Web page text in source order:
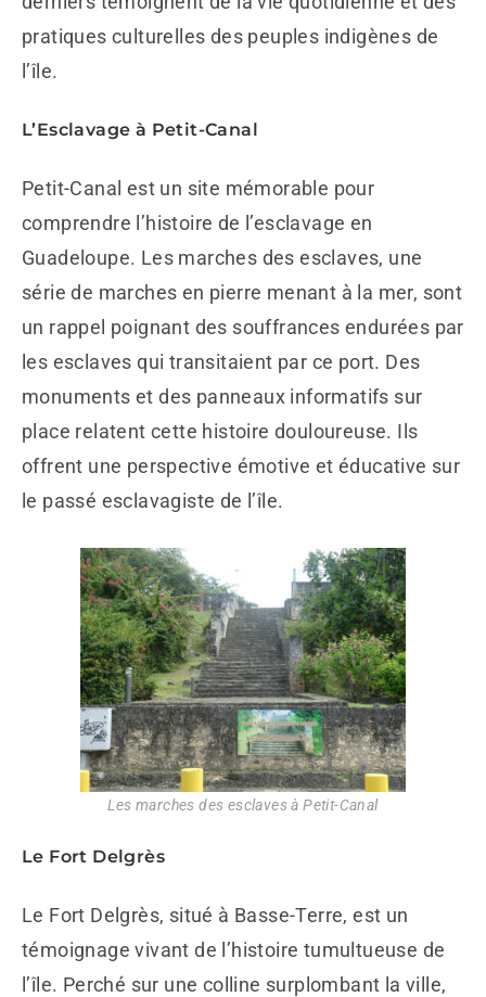
pratiques culturelles des peuples indigènes de
l’île.
L’Esclavage à Petit-Canal
Petit-Canal est un site mémorable pour
comprendre l’histoire de l’esclavage en
Guadeloupe. Les marches des esclaves, une
série de marches en pierre menant à la mer, sont
un rappel poignant des souffrances endurées par
les esclaves qui transitaient par ce port. Des
monuments et des panneaux informatifs sur
place relatent cette histoire douloureuse. Ils
offrent une perspective émotive et éducative sur
le passé esclavagiste de l’île.
Les marches des esclaves à Petit-Canal
Le Fort Delgrès
Le Fort Delgrès, situé à Basse-Terre, est un
témoignage vivant de l’histoire tumultueuse de
l’île. Perché sur une colline surplombant la ville,